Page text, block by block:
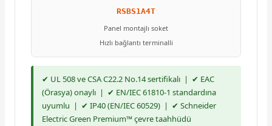
RSBS1A4T
Panel montajlı soket
Hızlı bağlantı terminalli
✔ UL 508 ve CSA C22.2 No.14 sertifikalı | ✔ EAC
(Örasya) onaylı | ✔ EN/IEC 61810-1 standardına
uyumlu | ✔ IP40 (EN/IEC 60529) | ✔ Schneider
Electric Green Premium™ çevre taahhüdü